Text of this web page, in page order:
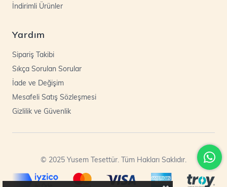
İndirimli Ürünler
Yardım
Sipariş Takibi
Sıkça Sorulan Sorular
İade ve Değişim
Mesafeli Satış Sözleşmesi
Gizlilik ve Güvenlik
© 2025 Yusem Tesettür. Tüm Hakları Saklıdır.